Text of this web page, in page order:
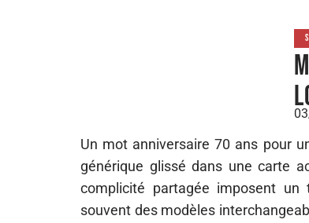
Un mot anniversaire 70 ans pour
générique glissé dans une carte
complicité partagée imposent
souvent des modèles